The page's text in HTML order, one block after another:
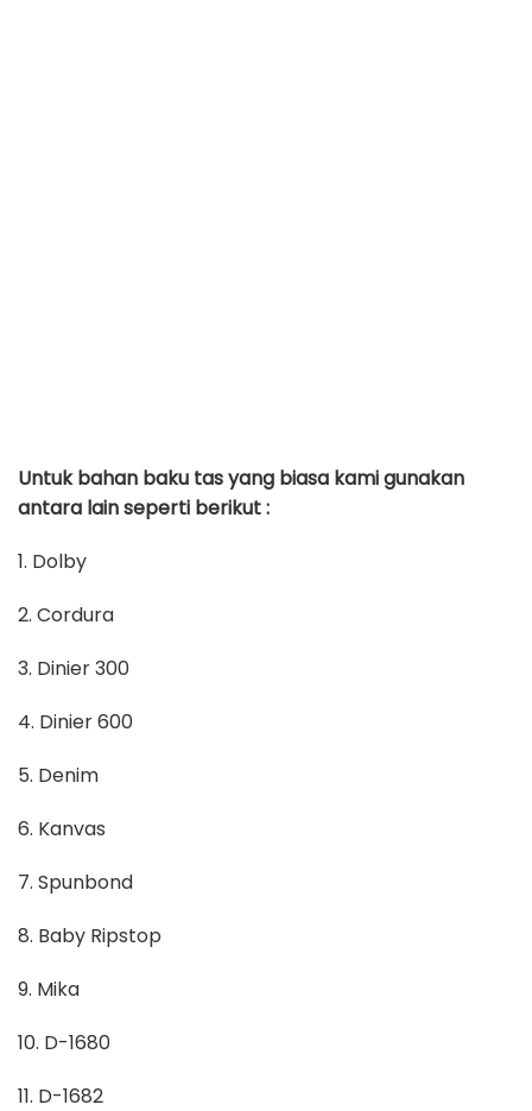
Untuk bahan baku tas yang biasa kami gunakan
antara lain seperti berikut :
1. Dolby
2. Cordura
3. Dinier 300
4. Dinier 600
5. Denim
6. Kanvas
7. Spunbond
8. Baby Ripstop
9. Mika
10. D-1680
11. D-1682